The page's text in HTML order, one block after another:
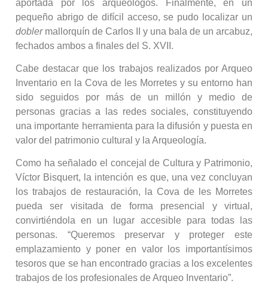
aportada por los arqueólogos. Finalmente, en un
pequeño abrigo de difícil acceso, se pudo localizar un
doblermallorquín de Carlos II y una bala de un arcabuz,
fechados ambos a finales del S. XVII.
Cabe destacar que los trabajos realizados por Arqueo
Inventario en la Cova de les Morretes y su entorno han
sido seguidos por más de un millón y medio de
personas gracias a las redes sociales, constituyendo
una importante herramienta para la difusión y puesta en
valor del patrimonio cultural y la Arqueología.
Como ha señalado el concejal de Cultura y Patrimonio,
Víctor Bisquert, la intención es que, una vez concluyan
los trabajos de restauración, la Cova de les Morretes
pueda ser visitada de forma presencial y virtual,
convirtiéndola en un lugar accesible para todas las
personas. “Queremos preservar y proteger este
emplazamiento y poner en valor los importantísimos
tesoros que se han encontrado gracias a los excelentes
trabajos de los profesionales de Arqueo Inventario”.